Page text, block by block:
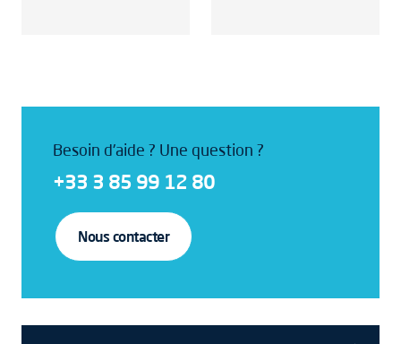
Besoin d'aide ? Une question ?
+33 3 85 99 12 80
Nous contacter